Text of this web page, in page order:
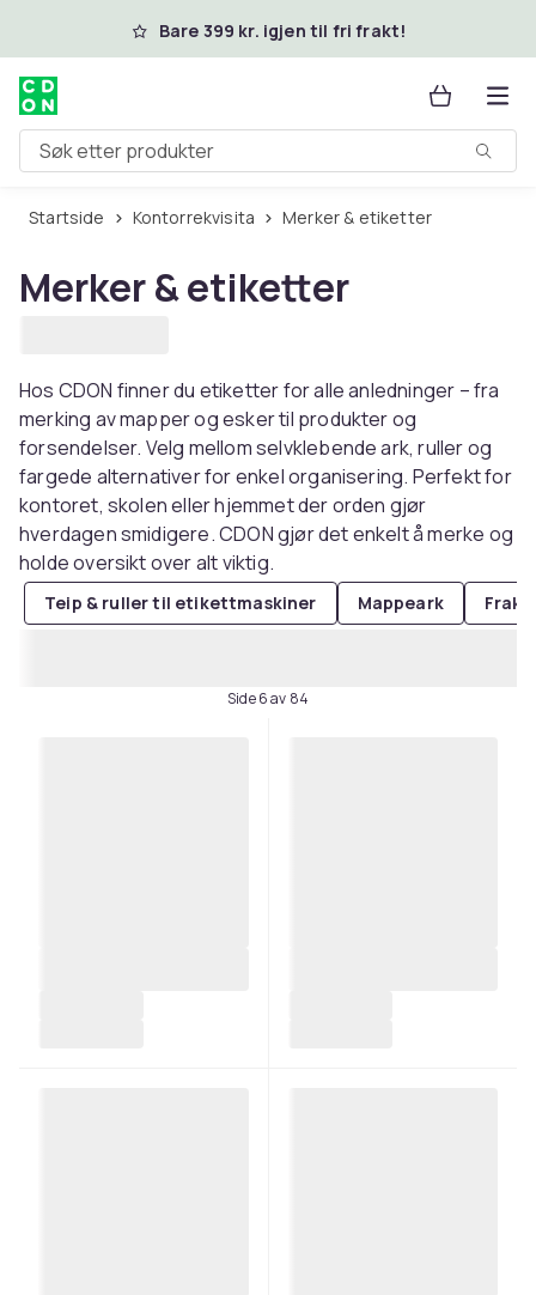
Hopp til hovedinnholdBare 399 kr. igjen til fri frakt!
Søk etter produkter
Startside Kontorrekvisita Merker & etiketter
Merker & etiketter
Hos CDON finner du etiketter for alle anledninger – fra
merking av mapper og esker til produkter og
forsendelser. Velg mellom selvklebende ark, ruller og
fargede alternativer for enkel organisering. Perfekt for
kontoret, skolen eller hjemmet der orden gjør
hverdagen smidigere. CDON gjør det enkelt å merke og
holde oversikt over alt viktig.
Teip & ruller til etikettmaskiner Mappeark
Side 6 av 84